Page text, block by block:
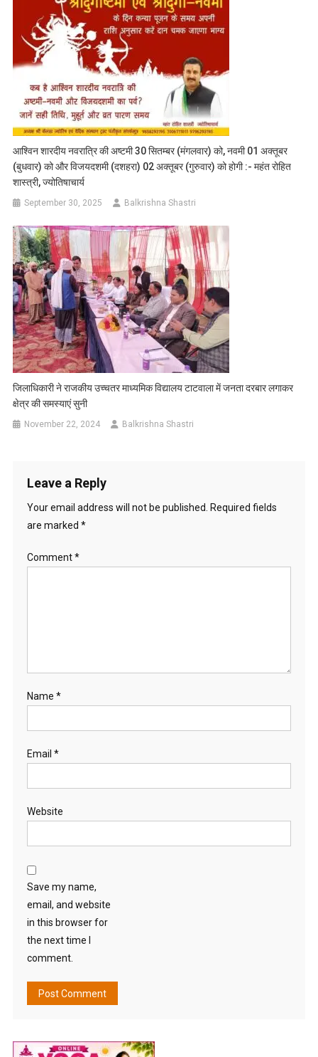
आश्विन शारदीय नवरात्रि की अष्टमी 30 सितम्बर (मंगलवार) को, नवमी 01 अक्तूबर
(बुधवार) को और विजयदशमी (दशहरा) 02 अक्तूबर (गुरुवार) को होगी :- महंत रोहित
शास्त्री, ज्योतिषाचार्य
September 30, 2025 Balkrishna Shastri
जिलाधिकारी ने राजकीय उच्चतर माध्यमिक विद्यालय टाटवाला में जनता दरबार लगाकर
क्षेत्र की समस्याएं सुनी
November 22, 2024 Balkrishna Shastri
Leave a Reply
Your email address will not be published.
Required fields
are marked *
Comment*
Name *
Email *
Website
Save my name,
email, and website
in this browser for
the next time I
comment.